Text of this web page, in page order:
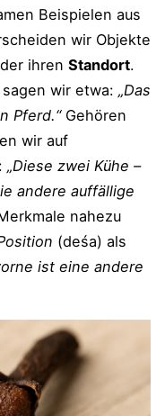
Beispielen aus
wir Objekte
ihren Standort.
wir etwa: „Das
Pferd.“Gehören
wir auf
„Diese zwei Kühe –
andere auffällige
nahezu
(deśa) als
ist eine andere